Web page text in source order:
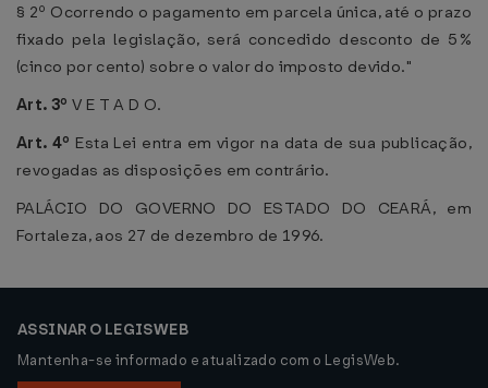
§ 2º Ocorrendo o pagamento em parcela única, até o prazo
fixado pela legislação, será concedido desconto de 5%
(cinco por cento) sobre o valor do imposto devido."
Art. 3º V E T A D O.
Art. 4º Esta Lei entra em vigor na data de sua publicação,
revogadas as disposições em contrário.
PALÁCIO DO GOVERNO DO ESTADO DO CEARÁ, em
Fortaleza, aos 27 de dezembro de 1996.
ASSINAR O LEGISWEB
Mantenha-se informado e atualizado com o LegisWeb.